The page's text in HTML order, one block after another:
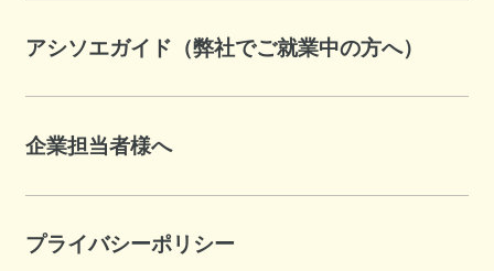
アシソエガイド（弊社でご就業中の方へ）
企業担当者様へ
プライバシーポリシー